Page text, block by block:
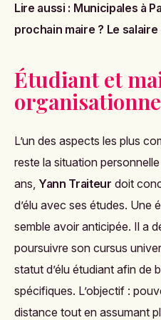
Lire aussi : Municipales à
prochain maire ? Le
Étudiant et
L’un des aspects les plus
reste la situation
ans, Yann Traiteur doit
d’élu avec ses études. Une
semble avoir anticipée. Il a
poursuivre son cursus
statut d’élu étudiant afin de
spécifiques. L’objectif :
distance tout en assumant